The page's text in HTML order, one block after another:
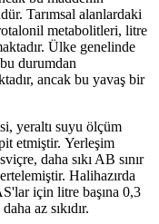
Tarımsal alanlardaki
metabolitleri, litre
Ülke genelinde
durumdan
ancak bu yavaş bir
yeraltı suyu ölçüm
etmiştir. Yerleşim
daha sıkı AB sınır
Halihazırda
için litre başına 0,3
az sıkıdır.